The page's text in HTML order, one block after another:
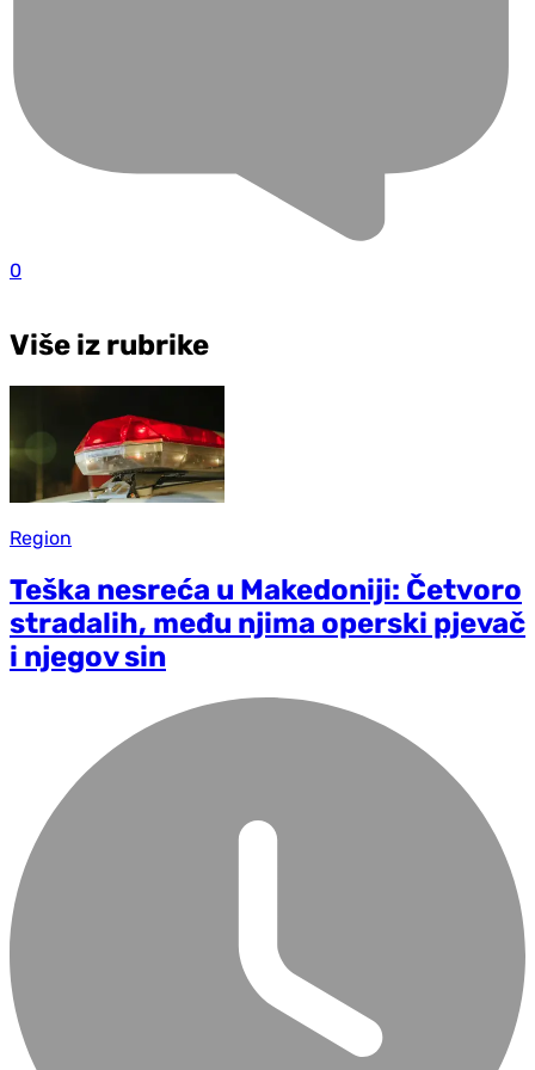
0
Više iz rubrike
Region
Teška nesreća u Makedoniji: Četvoro
stradalih, među njima operski pjevač
i njegov sin